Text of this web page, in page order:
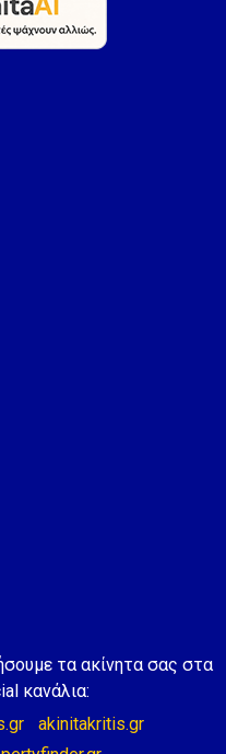
τα ακίνητα σας στα
κανάλια:
akinitakritis.gr